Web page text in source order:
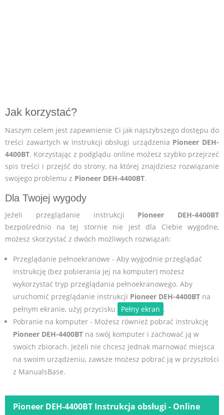
Jak korzystać?
Naszym celem jest zapewnienie Ci jak najszybszego dostępu do
treści zawartych w instrukcji obsługi urządzenia Pioneer DEH-
4400BT. Korzystając z podglądu online możesz szybko przejrzeć
spis treści i przejść do strony, na której znajdziesz rozwiązanie
swojego problemu z Pioneer DEH-4400BT.
Dla Twojej wygody
Jeżeli przeglądanie instrukcji Pioneer DEH-4400BT
bezpośrednio na tej stornie nie jest dla Ciebie wygodne,
możesz skorzystać z dwóch możliwych rozwiązań:
Przeglądanie pełnoekranowe - Aby wygodnie przeglądać
instrukcję (bez pobierania jej na komputer) możesz
wykorzystać tryp przeglądania pełnoekranowego. Aby
uruchomić przeglądanie instrukcji Pioneer DEH-4400BTna
pełnym ekranie, użyj przycisku
Pełny ekran .
Pobranie na komputer - Możesz również pobrać instrukcję
Pioneer DEH-4400BTna swój komputer i zachować ją w
swoich zbiorach. Jeżeli nie chcesz jednak marnować miejsca
na swoim urządzeniu, zawsze możesz pobrać ją w przyszłości
z ManualsBase.
Pioneer DEH-4400BT Instrukcja obsługi - Online